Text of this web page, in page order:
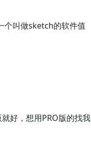
个叫做sketch的软件值
好，想用PRO版的找我